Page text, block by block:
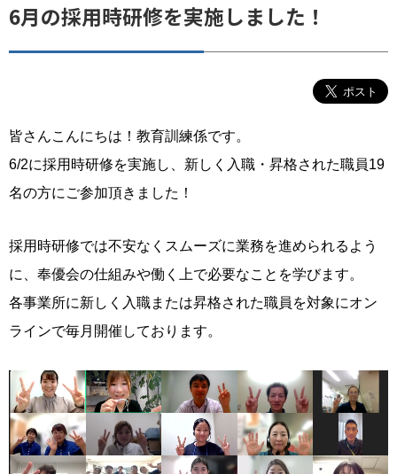
6月の採用時研修を実施しました！
皆さんこんにちは！教育訓練係です。
6/2に採用時研修を実施し、新しく入職・昇格された職員19
名の方にご参加頂きました！
採用時研修では不安なくスムーズに業務を進められるよう
に、奉優会の仕組みや働く上で必要なことを学びます。
各事業所に新しく入職または昇格された職員を対象にオン
ラインで毎月開催しております。